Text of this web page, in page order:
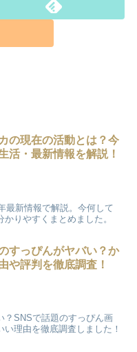
の現在の活動とは？今
活・最新情報を解説！
最新情報で解説。今何して
りやすくまとめました。
すっぴんがヤバい？か
や評判を徹底調査！
？SNSで話題のすっぴん画
理由を徹底調査しました！